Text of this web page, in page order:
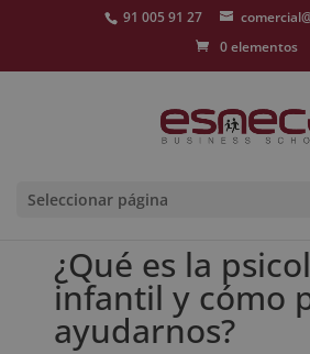
91 005 91 27
0 elementos
Seleccionar página
¿Qué es la
infantil y cómo
ayudarnos?